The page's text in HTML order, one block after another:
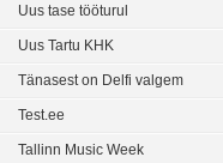
Uus tase tööturul
Uus Tartu KHK
Tänasest on Delfi valgem
Test.ee
Tallinn Music Week